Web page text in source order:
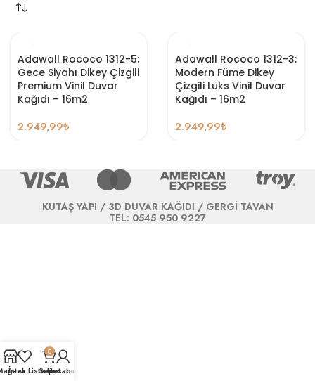
Adawall Rococo 1312-5:
Gece Siyahı Dikey Çizgili
Premium Vinil Duvar
Kağıdı – 16m2
2.949,99₺
Adawall Rococo 1312-3:
Modern Füme Dikey
Çizgili Lüks Vinil Duvar
Kağıdı – 16m2
2.949,99₺
KUTAŞ YAPI / 3D DUVAR KAĞIDI / GERGİ TAVAN
TEL: 0545 950 9227
İstek Listesi
0
Sepet
Hesabım